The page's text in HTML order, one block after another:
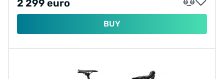
2 299 euro
BUY